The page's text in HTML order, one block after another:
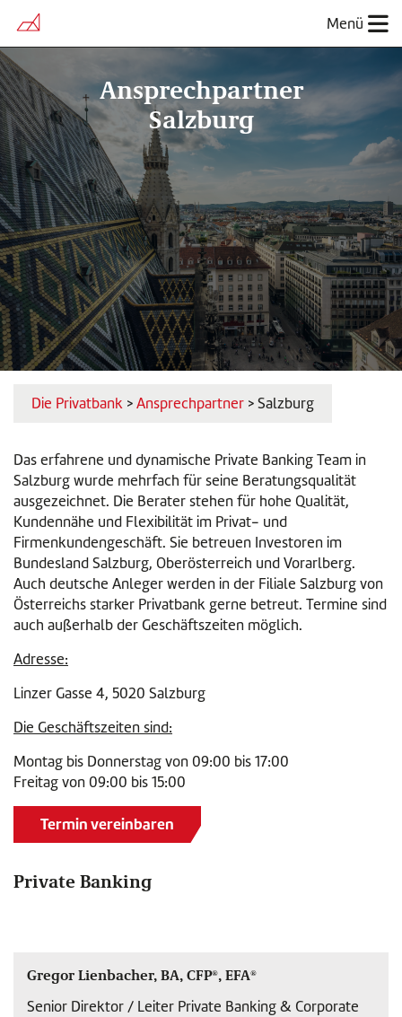
Menü
Ansprechpartner
Salzburg
Die Privatbank >Ansprechpartner > Salzburg
Das erfahrene und dynamische Private Banking Team in
Salzburg wurde mehrfach für seine Beratungsqualität
ausgezeichnet. Die Berater stehen für hohe Qualität,
Kundennähe und Flexibilität im Privat- und
Firmenkundengeschäft. Sie betreuen Investoren im
Bundesland Salzburg, Oberösterreich und Vorarlberg.
Auch deutsche Anleger werden in der Filiale Salzburg von
Österreichs starker Privatbank gerne betreut. Termine sind
auch außerhalb der Geschäftszeiten möglich.
Adresse:
Linzer Gasse 4, 5020 Salzburg
Die Geschäftszeiten sind:
Montag bis Donnerstag von 09:00 bis 17:00
Freitag von 09:00 bis 15:00
Termin vereinbaren
Private Banking
Gregor Lienbacher, BA, CFP®, EFA®
Senior Direktor / Leiter Private Banking & Corporate